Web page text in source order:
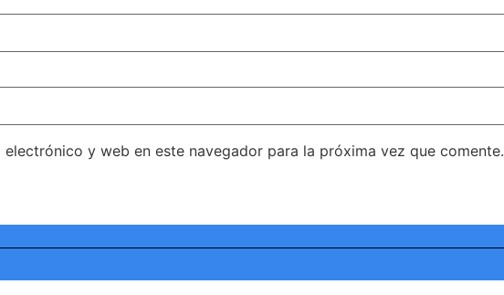
y web en este navegador para la próxima vez que comente.